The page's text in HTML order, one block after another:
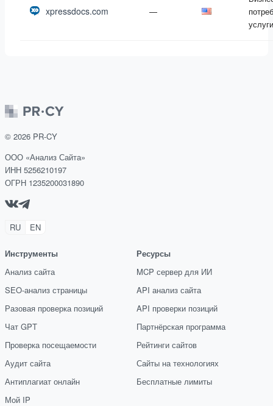
xpressdocs.com —
услуги
© 2026 PR-CY
ООО «Анализ Сайта»
ИНН 5256210197
ОГРН 1235200031890
RU EN
Инструменты
Анализ сайта
SEO-анализ страницы
Разовая проверка позиций
Чат GPT
Проверка посещаемости
Аудит сайта
Антиплагиат онлайн
Мой IP
Ресурсы
MCP сервер для ИИ
API анализ сайта
API проверки позиций
Партнёрская программа
Рейтинги сайтов
Сайты на технологиях
Бесплатные лимиты